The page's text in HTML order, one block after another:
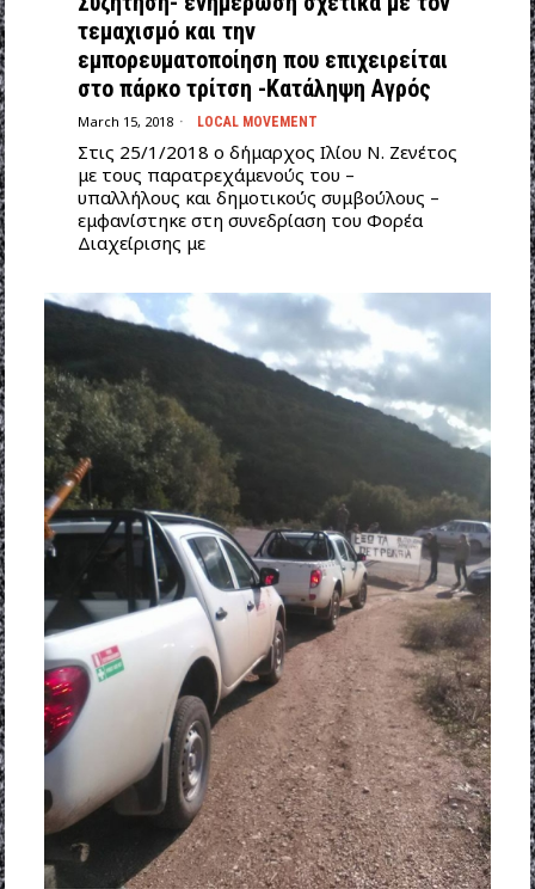
τεμαχισμό και την
εμπορευματοποίηση που επιχειρείται
στο πάρκο τρίτση -Κατάληψη Αγρός
March 15, 2018 LOCAL MOVEMENT
Στις 25/1/2018 ο δήμαρχος Ιλίου Ν. Ζενέτος
με τους παρατρεχάμενούς του –
υπαλλήλους και δημοτικούς συμβούλους –
εμφανίστηκε στη συνεδρίαση του Φορέα
Διαχείρισης με